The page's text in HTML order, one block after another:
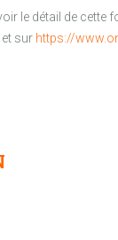
le détail de cette
et sur https://